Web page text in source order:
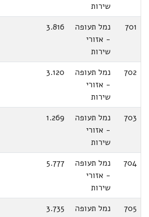
שירות
701
נמל תעופה
- אזורי
שירות
3.816
702
נמל תעופה
- אזורי
שירות
3.120
703
נמל תעופה
- אזורי
שירות
1.269
704
נמל תעופה
- אזורי
שירות
5.777
705
נמל תעופה
3.735